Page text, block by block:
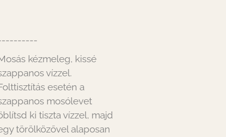
kézmeleg, kissé
vízzel.
esetén a
mosólevet
ki tiszta vízzel, majd
törölközővel alaposan